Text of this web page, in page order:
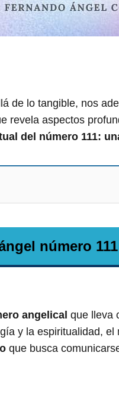
de lo tangible, nos
revela aspectos
del número 111:
número
angelical que lleva
y la espiritualidad, el
que busca